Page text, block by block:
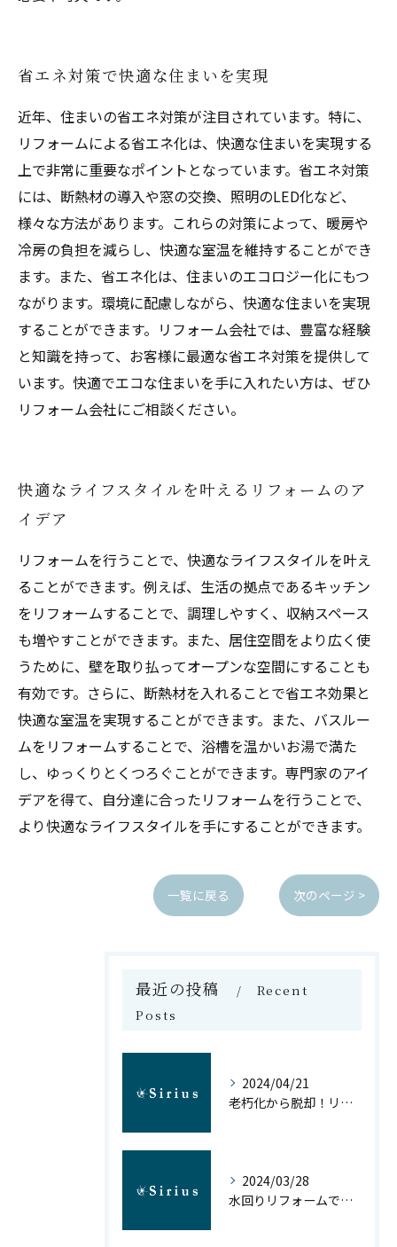
省エネ対策で快適な住まいを実現
近年、住まいの省エネ対策が注目されています。特に、
リフォームによる省エネ化は、快適な住まいを実現する
上で非常に重要なポイントとなっています。省エネ対策
には、断熱材の導入や窓の交換、照明のLED化など、
様々な方法があります。これらの対策によって、暖房や
冷房の負担を減らし、快適な室温を維持することができ
ます。また、省エネ化は、住まいのエコロジー化にもつ
ながります。環境に配慮しながら、快適な住まいを実現
することができます。リフォーム会社では、豊富な経験
と知識を持って、お客様に最適な省エネ対策を提供して
います。快適でエコな住まいを手に入れたい方は、ぜひ
リフォーム会社にご相談ください。
快適なライフスタイルを叶えるリフォームのア
イデア
リフォームを行うことで、快適なライフスタイルを叶え
ることができます。例えば、生活の拠点であるキッチン
をリフォームすることで、調理しやすく、収納スペース
も増やすことができます。また、居住空間をより広く使
うために、壁を取り払ってオープンな空間にすることも
有効です。さらに、断熱材を入れることで省エネ効果と
快適な室温を実現することができます。また、バスルー
ムをリフォームすることで、浴槽を温かいお湯で満た
し、ゆっくりとくつろぐことができます。専門家のアイ
デアを得て、自分達に合ったリフォームを行うことで、
より快適なライフスタイルを手にすることができます。
一覧に戻る 次のページ >
最近の投稿
Recent
Posts
2024/04/21
老朽化から脱却！リフォームで新しいマイホームを手に入れよう
2024/03/28
水回りリフォームで日常生活を豊かに